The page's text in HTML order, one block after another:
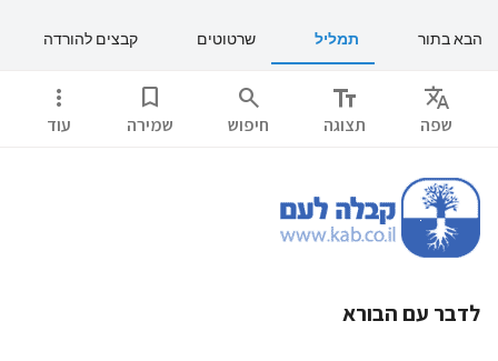
הבא בתור תמליל שרטוטים קבצים להורדה
Translate
שפה
text_fields
תצוגה
search
חיפוש
bookmark
שמירה
more_vert
עוד
לדבר עם הבורא